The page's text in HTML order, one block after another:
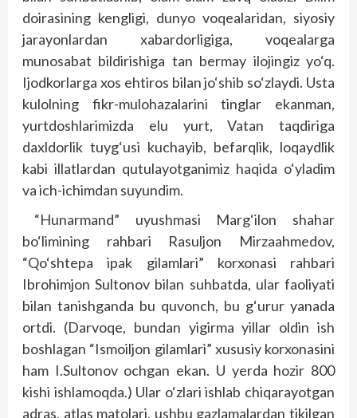
doirasining kengligi, dunyo voqealaridan, siyosiy
jarayonlardan xabardorligiga, voqealarga
munosabat bildirishiga tan bermay ilojingiz yo‘q.
Ijodkorlarga xos ehtiros bilan jo‘shib so‘zlaydi. Usta
kulolning fikr-mulohazalarini tinglar ekanman,
yurtdoshlarimizda elu yurt, Vatan taqdiriga
daxldorlik tuyg‘usi kuchayib, befarqlik, loqaydlik
kabi illatlardan qutulayotganimiz haqida o‘yladim
va ich-ichimdan suyundim.
“Hunarmand” uyushmasi Marg‘ilon shahar
bo‘limining rahbari Rasuljon Mirzaahmedov,
“Qo‘shtepa ipak gilamlari” korxonasi rahbari
Ibrohimjon Sultonov bilan suhbatda, ular faoliyati
bilan tanishganda bu quvonch, bu g‘urur yanada
ortdi. (Darvoqe, bundan yigirma yillar oldin ish
boshlagan “Ismoiljon gilamlari” xususiy korxonasini
ham I.Sultonov ochgan ekan. U yerda hozir 800
kishi ishlamoqda.) Ular o‘zlari ishlab chiqarayotgan
adras, atlas matolari, ushbu gazlamalardan tikilgan